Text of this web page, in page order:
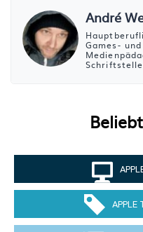
André
Games-
APPLE